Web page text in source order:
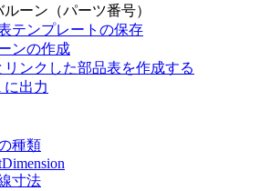
ーン（パーツ番号）
テンプレートの保存
ンの作成
リンクした部品表を作成する
に出力
種類
寸法